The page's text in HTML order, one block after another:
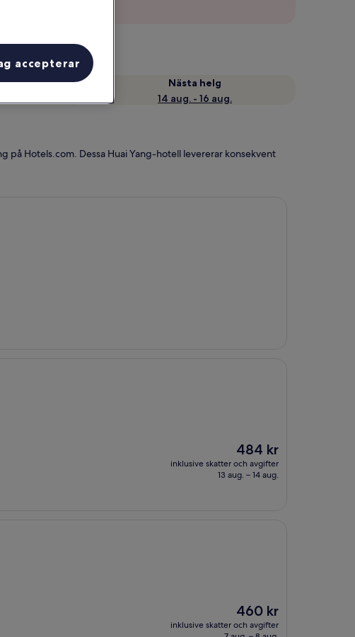
Nästa helg
14 aug. - 16 aug.
på Hotels.com. Dessa Huai Yang-hotell levererar konsekvent
Priset
är
484 kr
484 kr
inklusive skatter och avgifter
13 aug. – 14 aug.
Priset
är
460 kr
460 kr
inklusive skatter och avgifter
accepterar